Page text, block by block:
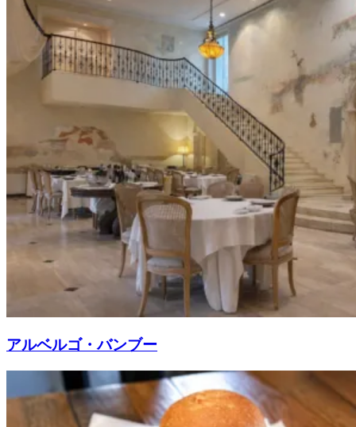
アルベルゴ・バンブー